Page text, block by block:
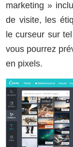
marketing »
de visite, les
le curseur sur
vous pourrez
en pixels.